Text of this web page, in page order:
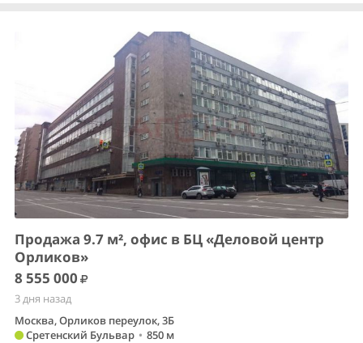
Продажа 9.7 м², офис в БЦ «Деловой центр
Орликов»
8 555 000
3 дня назад
Москва, Орликов переулок, 3Б
Сретенский Бульвар • 850 м